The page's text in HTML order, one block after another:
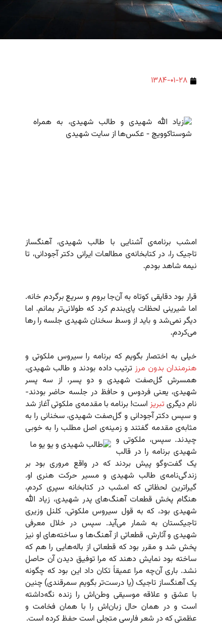
۱۳۸۴-۰۱-۲۸
امشب برنامه‌ی آشنایی با طالب شهیدی، آهنگساز
تاجیک را، در کتابخانه‌ی مطالعات ایرانی دکتر آجودانی، تا
نیمه شاهد بودم.
قرار بود دقایقی کوتاه به آن‌جا بروم و سریع برگردم خانه.
اما شیرینی لحظات پای‌بندم کرد که طولانی‌تر بمانم. اما
دیگر نمی‌شد و باید از وسط سخنان شهیدی جلسه را رها
می‌کردم.
خیلی به اختصار بگویم که برنامه را سیروس ملکوتی و
هنرمندان بدون مرزترتیب داده بودند و طالب شهیدی،
همسرش گل‌صفت شهیدی و دو پسر، از سه پسر
شهیدی، یعنی فردوس و حافظ در جلسه حاضر بودند-
نام دیگری تبریزاست! برنامه با مقدمه‌ی ملکوتی آغاز شد
و سپس دکتر آجودانی و گل‌صفت شهیدی، سخنانی را به
مثابه‌ی مقدمه گفتند و زمینه‌ی اصل مطلب را به خوبی
چیدند. سپس، ملکوتی و
شهیدی برنامه را در قالب
یک گفت‌وگو پیش بردند که در واقع مروری بود بر
زندگی‌نامه‌ی طالب شهیدی و مسیر حرکت هنری او.
گیراترین لحظاتی که امشب در کتابخانه سپری کردم،
هنگام پخش قطعات آهنگ‌های پدر شهیدی، زیاد ‌الله
شهیدی بود، که به قول سیروس ملکوتی، کلنل وزیری
تاجیکستان به شمار می‌آید. سپس در خلال معرفی
شهیدی و آثارش، قطعاتی از آهنگ‌ها و ساخته‌های او نیز
پخش شد و مقرر بود که قطعاتی از باله‌هایی را هم که
ساخته بود نمایش دهند که مرا توفیق دیدن آن حاصل
نشد. باری آن‌چه مرا عمیقاً تکان داد این بود که چگونه
یک آهنگساز تاجیک (یا درست‌تر بگویم سمرقندی) چنین
با عشق و علاقه موسیقی وطن‌اش را زنده نگه‌داشته
است و در همان حال زبان‌اش را با همان فخامت و
عظمتی که در شعر فارسی متجلی است حفظ کرده است.